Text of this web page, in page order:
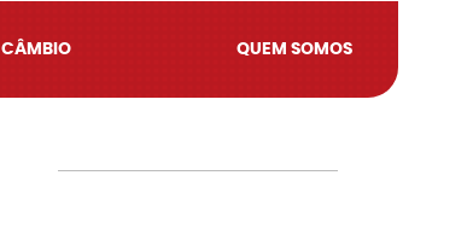
CÂMBIO QUEM SOMOS